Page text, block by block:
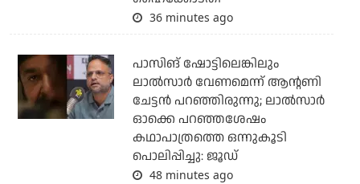
36 minutes ago
പാസിങ് ഷോട്ടിലെങ്കിലും
ലാല്‍സാര്‍ വേണമെന്ന് ആന്റണി
ചേട്ടന്‍ പറഞ്ഞിരുന്നു; ലാല്‍സാര്‍
ഓക്കെ പറഞ്ഞശേഷം
കഥാപാത്രത്തെ ഒന്നുകൂടി
പൊലിപ്പിച്ചു: ജൂഡ്
48 minutes ago